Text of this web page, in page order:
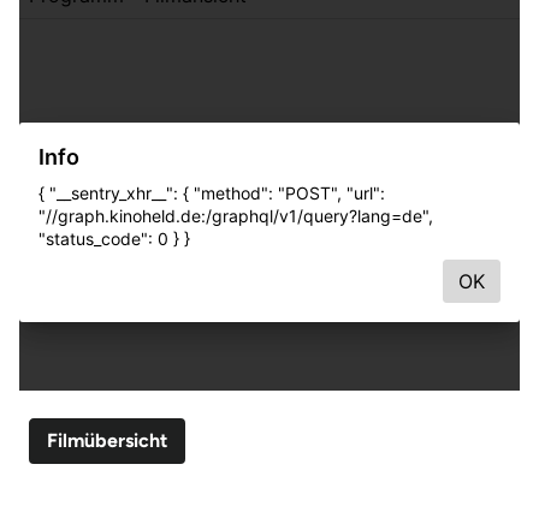
Filmübersicht